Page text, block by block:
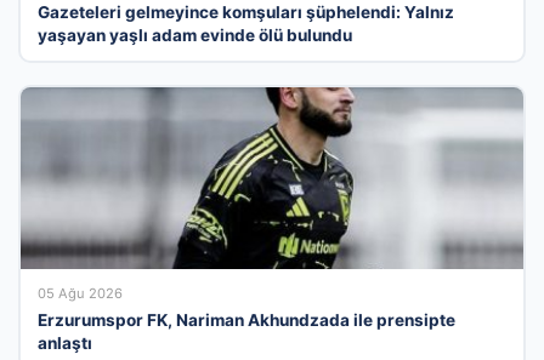
Gazeteleri gelmeyince komşuları şüphelendi: Yalnız
yaşayan yaşlı adam evinde ölü bulundu
05 Ağu 2026
Erzurumspor FK, Nariman Akhundzada ile prensipte
anlaştı